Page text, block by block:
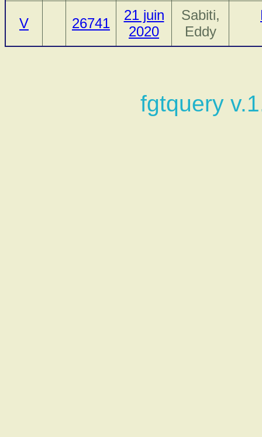
V 26741
21 juin
2020
Sabiti,
Eddy
fgtquery